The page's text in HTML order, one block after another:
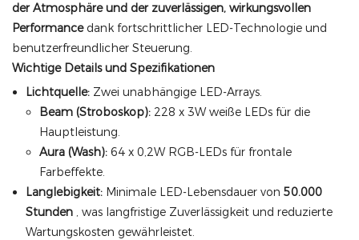
der Atmosphäre und der zuverlässigen, wirkungsvollen
Performancedank fortschrittlicher LED-Technologie und
benutzerfreundlicher Steuerung.
Wichtige Details und Spezifikationen
Lichtquelle:Zwei unabhängige LED-Arrays.
Beam (Stroboskop):228 x 3W weiße LEDs für die
Hauptleistung.
Aura (Wash):64 x 0,2W RGB-LEDs für frontale
Farbeffekte.
Langlebigkeit:Minimale LED-Lebensdauer von 50.000
Stunden, was langfristige Zuverlässigkeit und reduzierte
Wartungskosten gewährleistet.